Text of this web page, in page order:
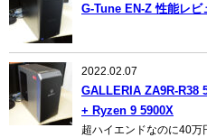
G-Tune EN-Z 性能レ
2022.02.07
GALLERIA ZA9R-R38
+ Ryzen 9 5900X
超ハイエンドなのに40万